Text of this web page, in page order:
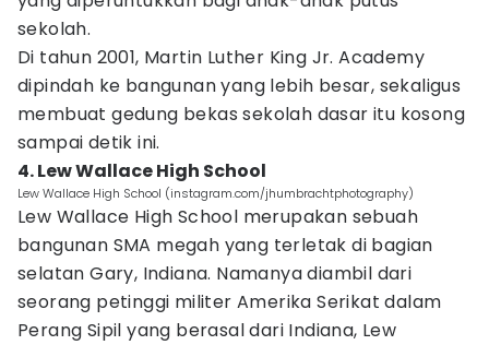
sekolah.
Di tahun 2001, Martin Luther King Jr. Academy
dipindah ke bangunan yang lebih besar, sekaligus
membuat gedung bekas sekolah dasar itu kosong
sampai detik ini.
4. Lew Wallace High School
Lew Wallace High School (instagram.com/jhumbrachtphotography)
Lew Wallace High School merupakan sebuah
bangunan SMA megah yang terletak di bagian
selatan Gary, Indiana. Namanya diambil dari
seorang petinggi militer Amerika Serikat dalam
Perang Sipil yang berasal dari Indiana, Lew